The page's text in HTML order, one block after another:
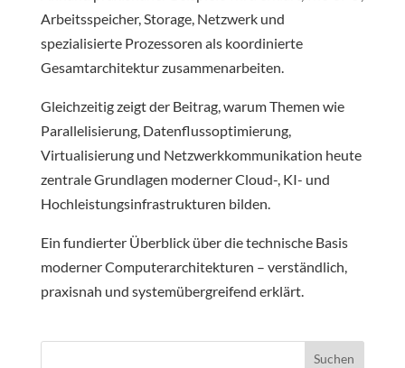
Arbeitsspeicher, Storage, Netzwerk und
spezialisierte Prozessoren als koordinierte
Gesamtarchitektur zusammenarbeiten.
Gleichzeitig zeigt der Beitrag, warum Themen wie
Parallelisierung, Datenflussoptimierung,
Virtualisierung und Netzwerkkommunikation heute
zentrale Grundlagen moderner Cloud-, KI- und
Hochleistungsinfrastrukturen bilden.
Ein fundierter Überblick über die technische Basis
moderner Computerarchitekturen – verständlich,
praxisnah und systemübergreifend erklärt.
Suchen